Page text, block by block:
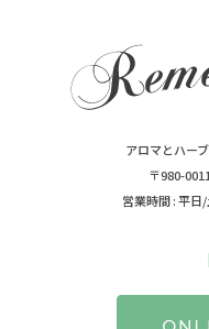
アロマとハー
〒980-
営業時間 : 平日